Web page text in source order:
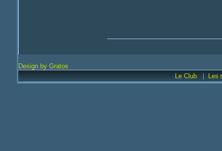
Design by Gratos
Le Club
| Les